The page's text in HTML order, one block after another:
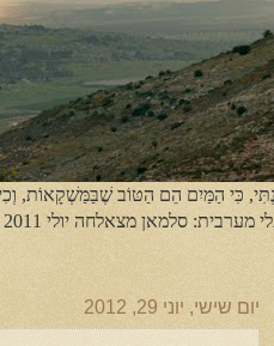
כִּי הַמַּיִם הֵם הַטּוֹב שֶׁבַּמַּשְׁקָאוֹת,
סלמאן מצאלחה יולי 2011
יום שישי, יוני 29, 2012